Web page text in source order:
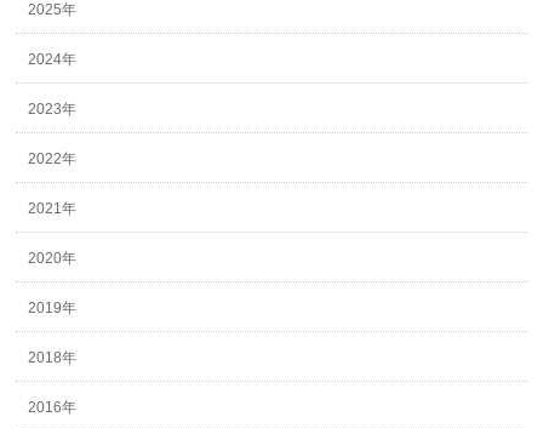
2025年
2024年
2023年
2022年
2021年
2020年
2019年
2018年
2016年